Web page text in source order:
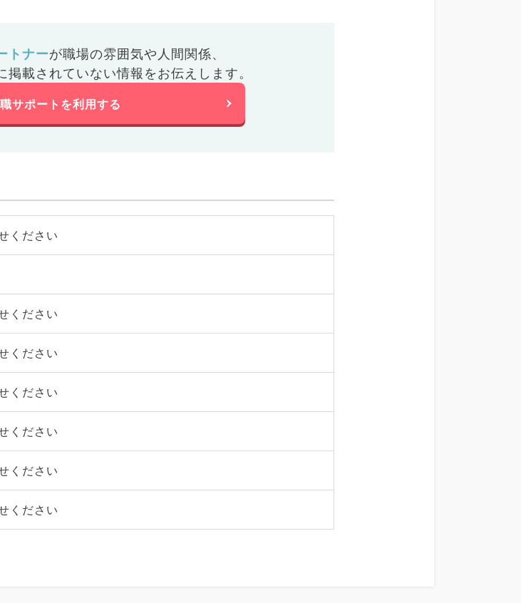
トナーが職場の雰囲気や人間関係、
掲載されていない情報をお伝えします。
サポートを利用する
ください
ください
ください
ください
ください
ください
ください